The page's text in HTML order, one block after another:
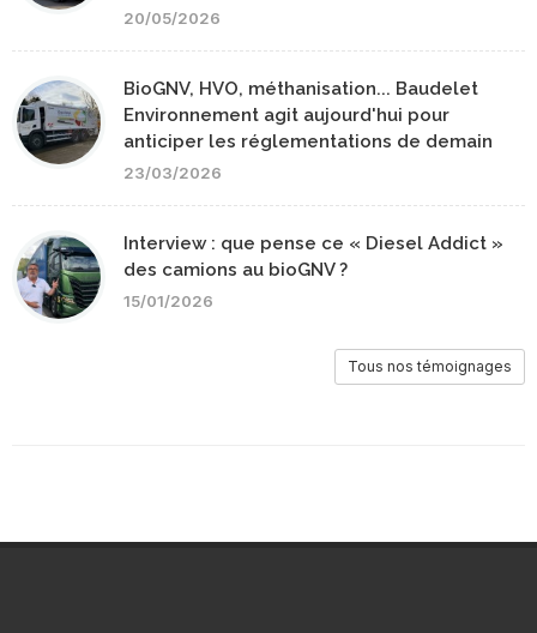
20/05/2026
BioGNV, HVO, méthanisation... Baudelet
Environnement agit aujourd'hui pour
anticiper les réglementations de demain
23/03/2026
Interview : que pense ce « Diesel Addict »
des camions au bioGNV ?
15/01/2026
Tous nos témoignages